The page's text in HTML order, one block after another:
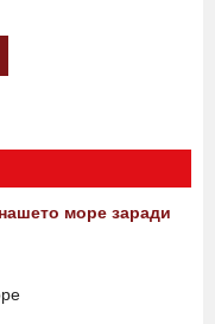
море заради